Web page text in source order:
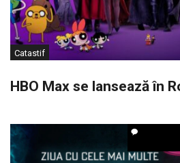
Catastif
HBO Max se lansează în